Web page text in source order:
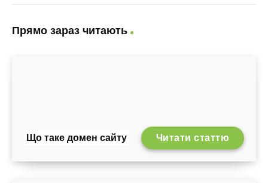
Прямо зараз читають
Що таке домен сайту Читати статтю